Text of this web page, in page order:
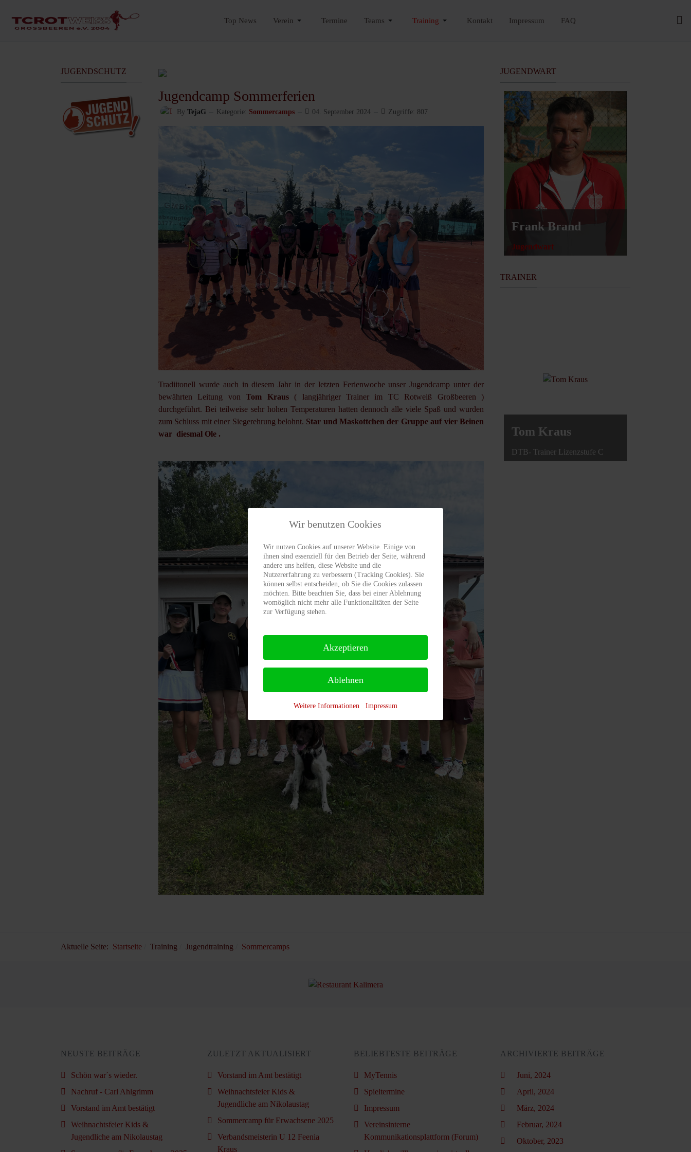
Top News Verein Termine Teams Training Kontakt Impressum FAQ
Jugendcamp Sommerferien
By TejaG Kategorie: Sommercamps 04. September 2024 Zugriffe: 807
Tradiitonell wurde auch in diesem Jahr in der letzten Ferienwoche unser Jugendcamp unter der
bewährten Leitung vonTom Kraus( langjähriger Trainer im TC Rotweiß Großbeeren )
durchgeführt. Bei teilweise sehr hohen Temperaturen hatten dennoch alle viele Spaß und wurden
zum Schluss mit einer Siegerehrung belohnt. Star und Maskottchen der Gruppe auf vier Beinen
war diesmal Ole .
JUGENDSCHUTZ JUGENDWART
Frank Brand
Jugendwart
TRAINER
Tom Kraus
DTB- Trainer Lizenzstufe C
Aktuelle Seite: Startseite Training Jugendtraining Sommercamps
NEUSTE BEITRÄGE
Schön war´s wieder.
Nachruf - Carl Ahlgrimm
Vorstand im Amt bestätigt
Weihnachtsfeier Kids &
Jugendliche am Nikolaustag
ZULETZT AKTUALISIERT
Vorstand im Amt bestätigt
Weihnachtsfeier Kids &
Jugendliche am Nikolaustag
Sommercamp für Erwachsene 2025
Verbandsmeisterin U 12 Feenia
Kraus
BELIEBTESTE BEITRÄGE
MyTennis
Spieltermine
Impressum
Vereinsinterne
Kommunikationsplattform (Forum)
ARCHIVIERTE BEITRÄGE
Juni, 2024
April, 2024
März, 2024
Februar, 2024
Oktober, 2023
Wir benutzen Cookies
Wir nutzen Cookies auf unserer Website. Einige von
ihnen sind essenziell für den Betrieb der Seite, während
andere uns helfen, diese Website und die
Nutzererfahrung zu verbessern (Tracking Cookies). Sie
können selbst entscheiden, ob Sie die Cookies zulassen
möchten. Bitte beachten Sie, dass bei einer Ablehnung
womöglich nicht mehr alle Funktionalitäten der Seite
zur Verfügung stehen.
Akzeptieren
Ablehnen
Weitere Informationen Impressum